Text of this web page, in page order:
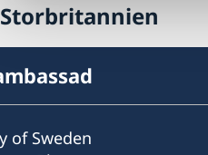
of Sweden